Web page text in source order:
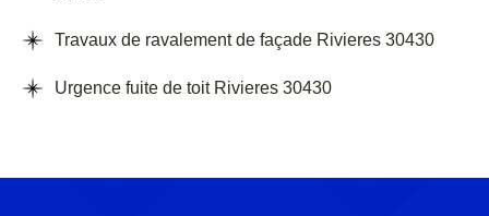
Travaux de ravalement de façade Rivieres 30430
Urgence fuite de toit Rivieres 30430